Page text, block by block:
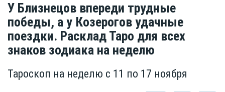
У Близнецов впереди трудные
победы, а у Козерогов удачные
поездки. Расклад Таро для всех
знаков зодиака на неделю
Тароскоп на неделю с 11 по 17 ноября